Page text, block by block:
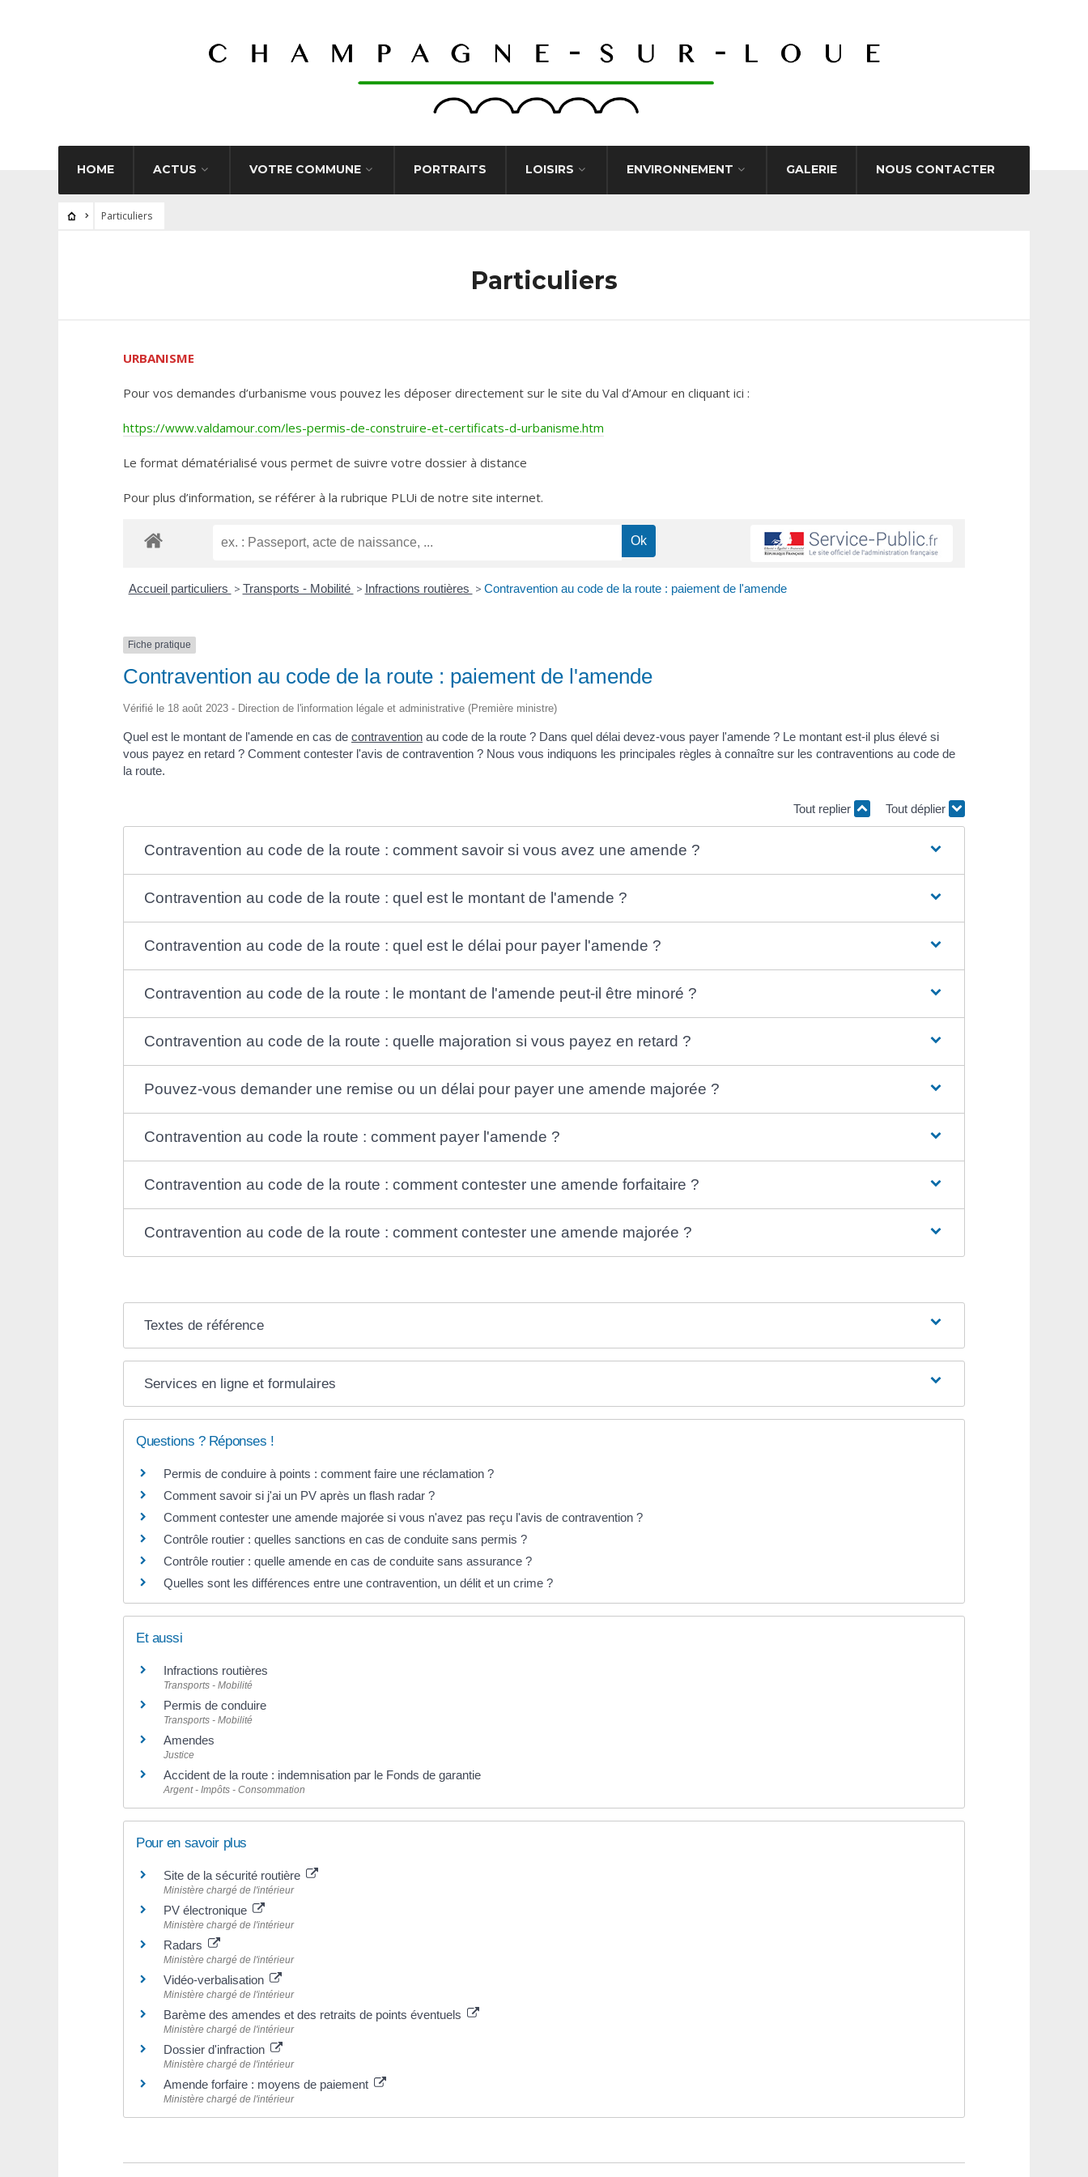
HOME ACTUS VOTRE COMMUNE PORTRAITS LOISIRS ENVIRONNEMENT GALERIE NOUS CONTACTER
Particuliers
Particuliers
URBANISME
Pour vos demandes d’urbanisme vous pouvez les déposer directement sur le site du Val d’Amour en cliquant ici :
https://www.valdamour.com/les-permis-de-construire-et-certificats-d-urbanisme.htm
Le format dématérialisé vous permet de suivre votre dossier à distance
Pour plus d’information, se référer à la rubrique PLUi de notre site internet.
Accueil particuliers > Transports - Mobilité > Infractions routières > Contravention au code de la route : paiement de l'amende
Fiche pratique
Contravention au code de la route : paiement de l'amende
Vérifié le 18 août 2023 - Direction de l'information légale et administrative (Première ministre)
Quel est le montant de l'amende en cas de contravention au code de la route ? Dans quel délai devez-vous payer l'amende ? Le montant est-il plus élevé si
vous payez en retard ? Comment contester l'avis de contravention ? Nous vous indiquons les principales règles à connaître sur les contraventions au code de
la route.
Tout replier Tout déplier
Contravention au code de la route : comment savoir si vous avez une amende ?
Contravention au code de la route : quel est le montant de l'amende ?
Contravention au code de la route : quel est le délai pour payer l'amende ?
Contravention au code de la route : le montant de l'amende peut-il être minoré ?
Contravention au code de la route : quelle majoration si vous payez en retard ?
Pouvez-vous demander une remise ou un délai pour payer une amende majorée ?
Contravention au code la route : comment payer l'amende ?
Contravention au code de la route : comment contester une amende forfaitaire ?
Contravention au code de la route : comment contester une amende majorée ?
Textes de référence
Services en ligne et formulaires
Questions ? Réponses !
Permis de conduire à points : comment faire une réclamation ?
Comment savoir si j'ai un PV après un flash radar ?
Comment contester une amende majorée si vous n'avez pas reçu l'avis de contravention ?
Contrôle routier : quelles sanctions en cas de conduite sans permis ?
Contrôle routier : quelle amende en cas de conduite sans assurance ?
Quelles sont les différences entre une contravention, un délit et un crime ?
Et aussi
Infractions routières
Transports - Mobilité
Permis de conduire
Transports - Mobilité
Amendes
Justice
Accident de la route : indemnisation par le Fonds de garantie
Argent - Impôts - Consommation
Pour en savoir plus
Site de la sécurité routière
Ministère chargé de l'intérieur
PV électronique
Ministère chargé de l'intérieur
Radars
Ministère chargé de l'intérieur
Vidéo-verbalisation
Ministère chargé de l'intérieur
Barème des amendes et des retraits de points éventuels
Ministère chargé de l'intérieur
Dossier d'infraction
Ministère chargé de l'intérieur
Amende forfaire : moyens de paiement
Ministère chargé de l'intérieur